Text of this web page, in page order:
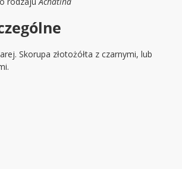
Skorupa złotożółta z czarnymi, lub